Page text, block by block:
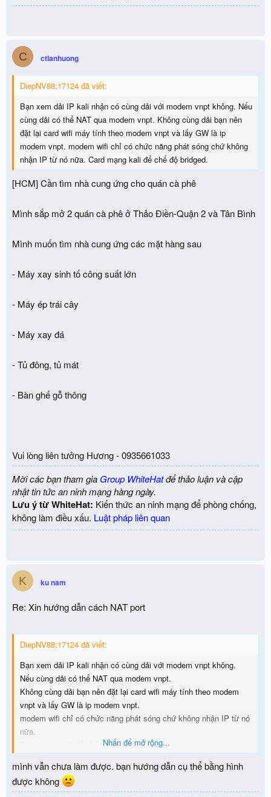
C ctlanhuong
DiepNV88;17124 đã viết:
Bạn xem dải IP kali nhận có cùng dải với modem vnpt không. Nếu
cùng dải có thể NAT qua modem vnpt. Không cùng dải bạn nên
đặt lại card wifi máy tính theo modem vnpt và lấy GW là ip
modem vnpt. modem wifi chỉ có chức năng phát sóng chứ không
nhận IP từ nó nữa. Card mạng kali để chế độ bridged.
[HCM] Cần tìm nhà cung ứng cho quán cà phê
Mình sắp mở 2 quán cà phê ở Thảo Điền-Quận 2 và Tân Bình
Mình muốn tìm nhà cung ứng các mặt hàng sau
- Máy xay sinh tố công suất lớn
- Máy ép trái cây
- Máy xay đá
- Tủ đông, tủ mát
- Bàn ghế gỗ thông
Vui lòng liên tưởng Hương - 0935661033
Mời các bạn tham gia Group WhiteHatđể thảo luận và cập
nhật tin tức an ninh mạng hàng ngày.
Lưu ý từ WhiteHat: Kiến thức an ninh mạng để phòng chống,
không làm điều xấu. Luật pháp liên quan
K ku nam
Re: Xin hướng dẫn cách NAT port
DiepNV88;17124 đã viết:
Bạn xem dải IP kali nhận có cùng dải với modem vnpt không.
Nếu cùng dải có thể NAT qua modem vnpt.
Không cùng dải bạn nên đặt lại card wifi máy tính theo modem
vnpt và lấy GW là ip modem vnpt.
modem wifi chỉ có chức năng phát sóng chứ không nhận IP từ nó
nữa.
Card mạng kali để chế độ bridged.
Nhấn để mở rộng...
mình vẫn chưa làm được. bạn hướng dẫn cụ thể bằng hình
được không